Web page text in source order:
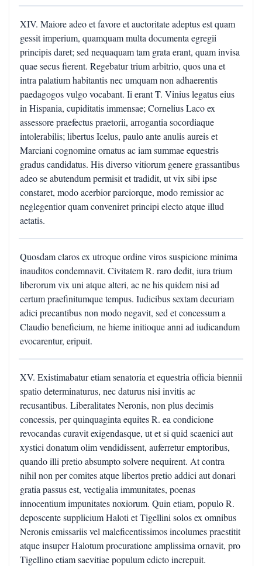
XIV. Maiore adeo et favore et auctoritate adeptus est quam
gessit imperium, quamquam multa documenta egregii
principis daret; sed nequaquam tam grata erant, quam invisa
quae secus fierent. Regebatur trium arbitrio, quos una et
intra palatium habitantis nec umquam non adhaerentis
paedagogos vulgo vocabant. Ii erant T. Vinius legatus eius
in Hispania, cupiditatis immensae; Cornelius Laco ex
assessore praefectus praetorii, arrogantia socordiaque
intolerabilis; libertus Icelus, paulo ante anulis aureis et
Marciani cognomine ornatus ac iam summae equestris
gradus candidatus. His diverso vitiorum genere grassantibus
adeo se abutendum permisit et tradidit, ut vix sibi ipse
constaret, modo acerbior parciorque, modo remissior ac
neglegentior quam conveniret principi electo atque illud
aetatis.
Quosdam claros ex utroque ordine viros suspicione minima
inauditos condemnavit. Civitatem R. raro dedit, iura trium
liberorum vix uni atque alteri, ac ne his quidem nisi ad
certum praefinitumque tempus. Iudicibus sextam decuriam
adici precantibus non modo negavit, sed et concessum a
Claudio beneficium, ne hieme initioque anni ad iudicandum
evocarentur, eripuit.
XV. Existimabatur etiam senatoria et equestria officia biennii
spatio determinaturus, nec daturus nisi invitis ac
recusantibus. Liberalitates Neronis, non plus decimis
concessis, per quinquaginta equites R. ea condicione
revocandas curavit exigendasque, ut et si quid scaenici aut
xystici donatum olim vendidissent, auferretur emptoribus,
quando illi pretio absumpto solvere nequirent. At contra
nihil non per comites atque libertos pretio addici aut donari
gratia passus est, vectigalia immunitates, poenas
innocentium impunitates noxiorum. Quin etiam, populo R.
deposcente supplicium Haloti et Tigellini solos ex omnibus
Neronis emissariis vel maleficentissimos incolumes praestitit
atque insuper Halotum procuratione amplissima ornavit, pro
Tigellino etiam saevitiae populum edicto increpuit.